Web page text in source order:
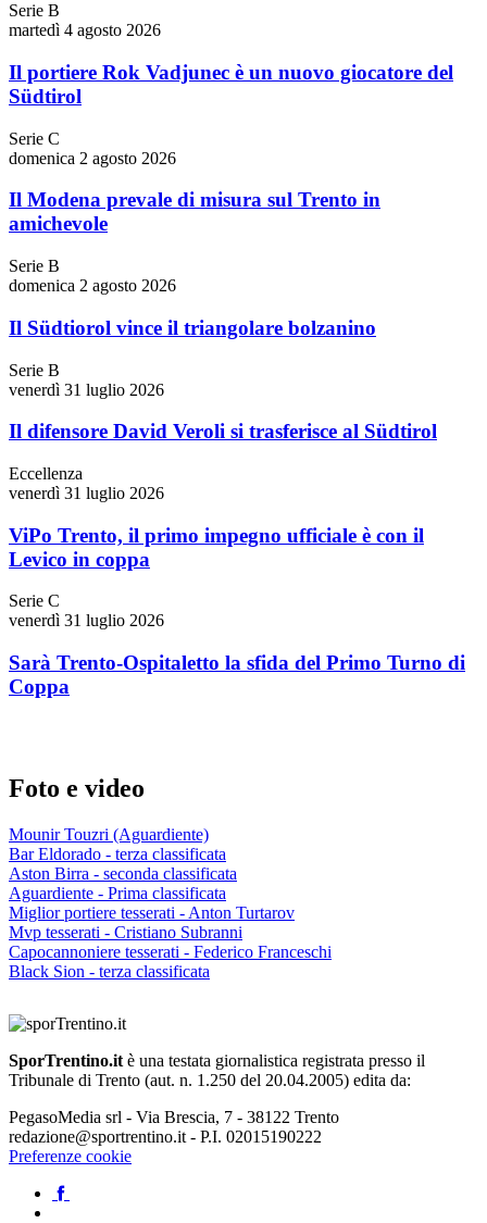
Serie B
martedì 4 agosto 2026
Il portiere Rok Vadjunec è un nuovo giocatore del
Südtirol
Serie C
domenica 2 agosto 2026
Il Modena prevale di misura sul Trento in
amichevole
Serie B
domenica 2 agosto 2026
Il Südtiorol vince il triangolare bolzanino
Serie B
venerdì 31 luglio 2026
Il difensore David Veroli si trasferisce al Südtirol
Eccellenza
venerdì 31 luglio 2026
ViPo Trento, il primo impegno ufficiale è con il
Levico in coppa
Serie C
venerdì 31 luglio 2026
Sarà Trento-Ospitaletto la sfida del Primo Turno di
Coppa
Foto e video
Mounir Touzri (Aguardiente)
Bar Eldorado - terza classificata
Aston Birra - seconda classificata
Aguardiente - Prima classificata
Miglior portiere tesserati - Anton Turtarov
Mvp tesserati - Cristiano Subranni
Capocannoniere tesserati - Federico Franceschi
Black Sion - terza classificata
SporTrentino.it è una testata giornalistica registrata presso il
Tribunale di Trento (aut. n. 1.250 del 20.04.2005) edita da:
PegasoMedia srl - Via Brescia, 7 - 38122 Trento
redazione@sportrentino.it - P.I. 02015190222
Preferenze cookie